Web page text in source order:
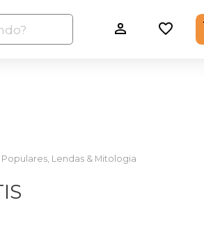
Lendas & Mitologia